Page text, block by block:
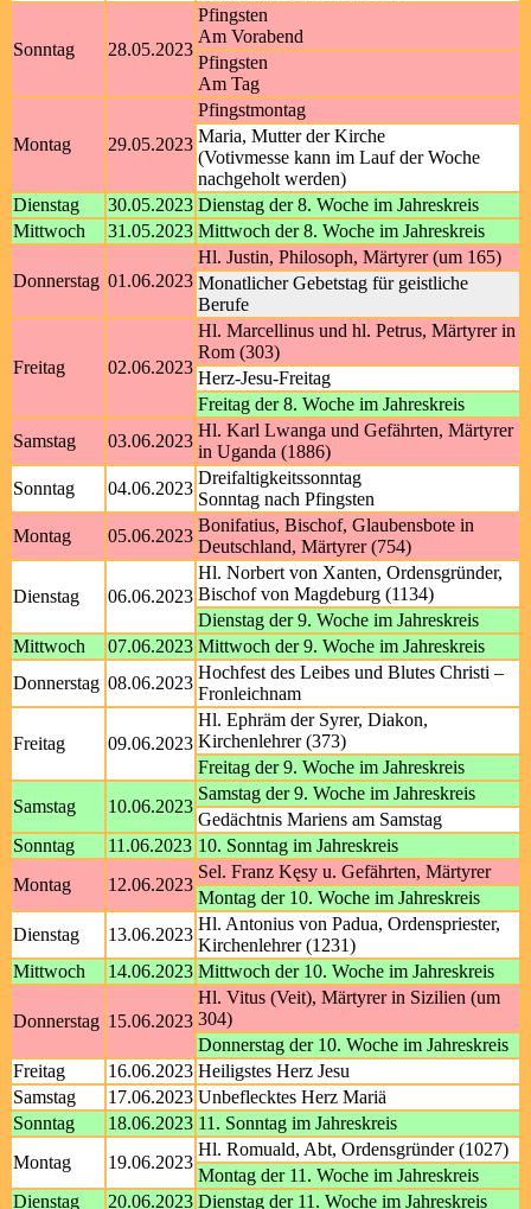
Sonntag 28.05.2023
Pfingsten
Am Vorabend
Pfingsten
Am Tag
Montag 29.05.2023
Pfingstmontag
Maria, Mutter der Kirche
(Votivmesse kann im Lauf der Woche
nachgeholt werden)
Dienstag
30.05.2023 Dienstag der 8. Woche im Jahreskreis
Mittwoch
31.05.2023 Mittwoch der 8. Woche im Jahreskreis
Donnerstag 01.06.2023
Hl. Justin, Philosoph, Märtyrer (um 165)
Monatlicher Gebetstag für geistliche
Berufe
Freitag 02.06.2023
Hl. Marcellinus und hl. Petrus, Märtyrer in
Rom (303)
Herz-Jesu-Freitag
Freitag der 8. Woche im Jahreskreis
Samstag
03.06.2023
Hl. Karl Lwanga und Gefährten, Märtyrer
in Uganda (1886)
Sonntag
04.06.2023
Dreifaltigkeitssonntag
Sonntag nach Pfingsten
Montag
05.06.2023
Bonifatius, Bischof, Glaubensbote in
Deutschland, Märtyrer (754)
Dienstag 06.06.2023
Hl. Norbert von Xanten, Ordensgründer,
Bischof von Magdeburg (1134)
Dienstag der 9. Woche im Jahreskreis
Mittwoch
07.06.2023 Mittwoch der 9. Woche im Jahreskreis
Donnerstag 08.06.2023
Hochfest des Leibes und Blutes Christi –
Fronleichnam
Freitag 09.06.2023
Hl. Ephräm der Syrer, Diakon,
Kirchenlehrer (373)
Freitag der 9. Woche im Jahreskreis
Samstag
10.06.2023
Samstag der 9. Woche im Jahreskreis
Gedächtnis Mariens am Samstag
Sonntag
11.06.2023 10. Sonntag im Jahreskreis
Montag
12.06.2023
Sel. Franz Kęsy u. Gefährten, Märtyrer
Montag der 10. Woche im Jahreskreis
Dienstag
13.06.2023
Hl. Antonius von Padua, Ordenspriester,
Kirchenlehrer (1231)
Mittwoch
14.06.2023 Mittwoch der 10. Woche im Jahreskreis
Donnerstag 15.06.2023
Hl. Vitus (Veit), Märtyrer in Sizilien (um
304)
Donnerstag der 10. Woche im Jahreskreis
Freitag
16.06.2023 Heiligstes Herz Jesu
Samstag
17.06.2023 Unbeflecktes Herz Mariä
Sonntag
18.06.2023 11. Sonntag im Jahreskreis
Montag
19.06.2023
Hl. Romuald, Abt, Ordensgründer (1027)
Montag der 11. Woche im Jahreskreis
Dienstag
20.06.2023 Dienstag der 11. Woche im Jahreskreis